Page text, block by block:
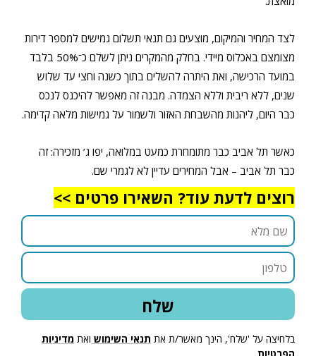
לצד המחיר והמיקום, מוצעים גם תנאי תשלום גמישים למספר דירות
מצומצם באכלוס מיידי. בחלק מהמקרים ניתן לשלם כ־50% בלבד
במועד הרכישה, ואת היתרה להשלים בתוך כשנה וחצי עד שלוש
שנים, ללא ריבית וללא הצמדה. מבנה זה מאפשר להיכנס לנכס
כבר היום, ליהנות מהשבחת האזור ולשמור על גמישות מלאה קדימה.
כאשר תל אביב כבר מתומחרת כמעט במלואה, יפו ג’ מזכירה: זה
כבר תל אביב – אבל המחירים עדיין לא לגמרי שם.
רוצים לדעת עוד? השאירו פרטים >>
בלחיצה על 'שלח', הינך מאשר/ת את תנאי השימוש ואת מדיניות